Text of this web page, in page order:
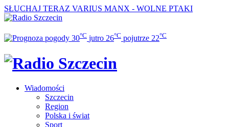
SŁUCHAJ TERAZ VARIUS MANX - WOLNE PTAKI
30°C jutro 26°C pojutrze 22°C
Wiadomości
Szczecin
Region
Polska i świat
Sport